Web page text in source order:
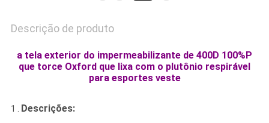
Descrição de produto
a tela exterior do impermeabilizante de 400D 100%P
que torce Oxford que lixa com o plutônio respirável
para esportes veste
1 . Descrições: